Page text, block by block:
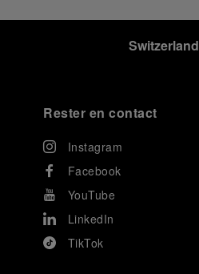
Switzerland
Rester en contact
Instagram
Facebook
YouTube
LinkedIn
TikTok